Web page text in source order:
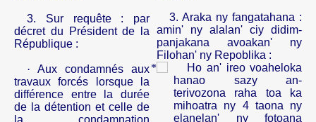
3. Sur requête : par
décret du Président de la
République :
· Aux condamnés aux
travaux forcés lorsque la
différence entre la durée
de la détention et celle de
la condamnation
3. Araka ny fangatahana :
amin' ny alalan' ciy didim-
panjakana avoakan' ny
Filohan' ny Repoblika :
Ho an' ireo voaheloka
hanao sazy an-
terivozona raha toa ka
mihoatra ny 4 taona ny
elanelan' ny fotoana